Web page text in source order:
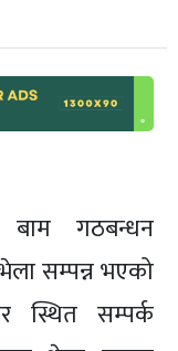
गठबन्धन
सम्पन्न भएको
स्थित सम्पर्क